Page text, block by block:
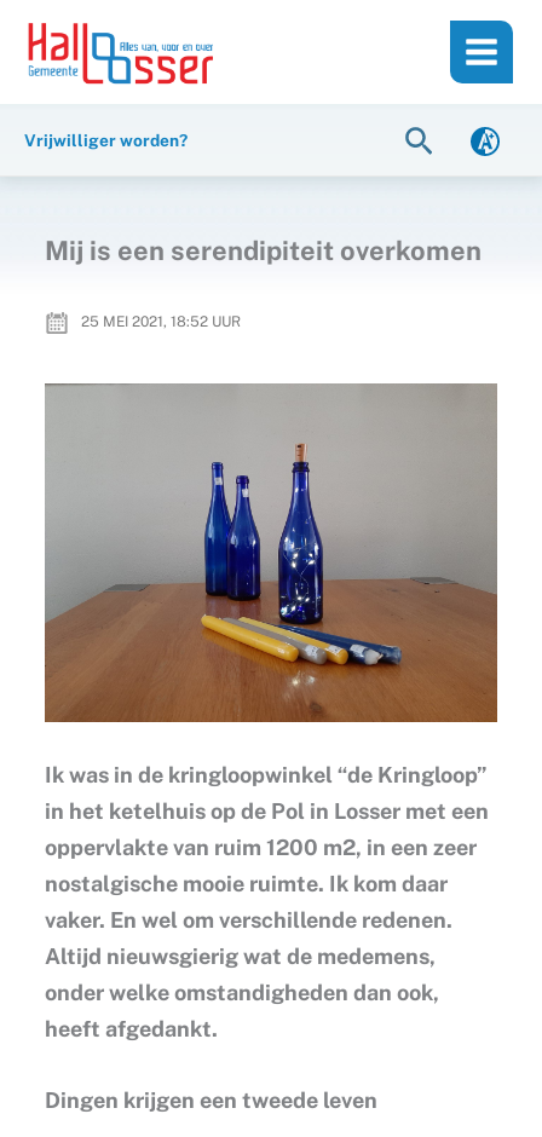
inhoud
naar
Vrijwilliger worden? Zoeken
Mij is een serendipiteit overkomen
25 MEI 2021, 18:52UUR
Ik was in de kringloopwinkel “de Kringloop”
in het ketelhuis op de Pol in Losser met een
oppervlakte van ruim 1200 m2, in een zeer
nostalgische mooie ruimte. Ik kom daar
vaker. En wel om verschillende redenen.
Altijd nieuwsgierig wat de medemens,
onder welke omstandigheden dan ook,
heeft afgedankt.
Dingen krijgen een tweede leven